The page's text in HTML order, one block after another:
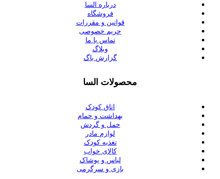
درباره السا
فروشگاه
قوانین و مقررات
حریم خصوصی
تماس با ما
وبلاگ
گزارش باگ
محصولات السا
اتاق کودک
بهداشت و حمام
حمل و گردش
لوازم مادر
تغذیه کودک
کالای خواب
لباس و پوشاک
بازی و سرگرمی